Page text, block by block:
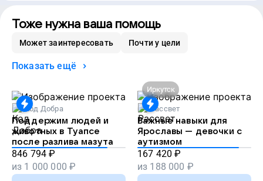
Тоже нужна ваша помощь
Может заинтересовать Почти у цели
Показать ещё
Код Добра
Поддержим людей и
животных в Туапсе
после разлива мазута
846 794 ₽
из 1 000 000 ₽
Иркутск
Рассвет
Важные навыки для
Ярославы — девочки с
аутизмом
167 420 ₽
из 188 000 ₽